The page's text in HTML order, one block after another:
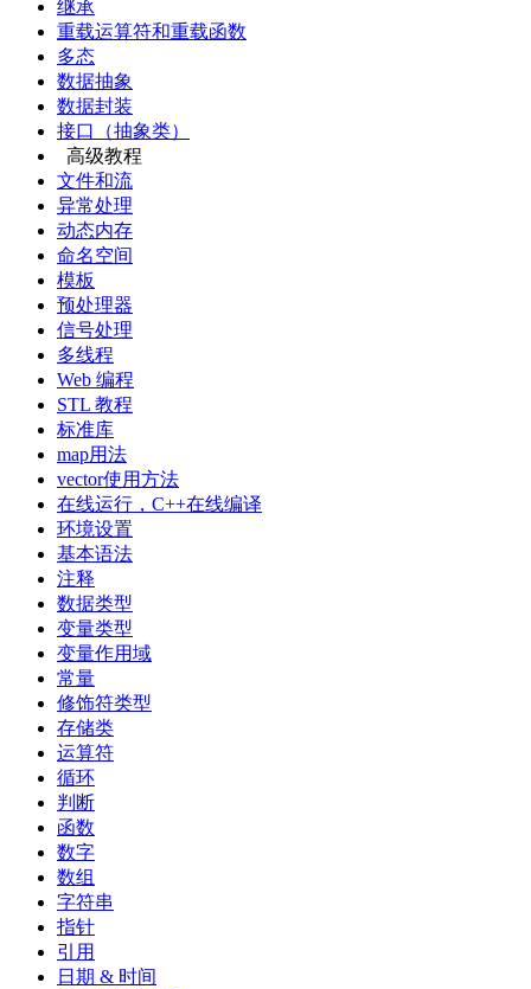
继承
重载运算符和重载函数
多态
数据抽象
数据封装
接口（抽象类）
高级教程
文件和流
异常处理
动态内存
命名空间
模板
预处理器
信号处理
多线程
Web 编程
STL 教程
标准库
map用法
vector使用方法
在线运行，C++在线编译
环境设置
基本语法
注释
数据类型
变量类型
变量作用域
常量
修饰符类型
存储类
运算符
循环
判断
函数
数字
数组
字符串
指针
引用
日期 & 时间